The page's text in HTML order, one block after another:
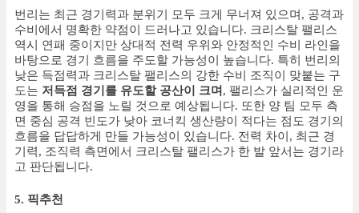
번리는 최근 경기력과 분위기 모두 크게 무너져 있으며, 공격과
수비에서 명확한 약점이 드러나고 있습니다. 크리스탈 팰리스
역시 연패 중이지만 상대적 전력 우위와 안정적인 수비 라인을
바탕으로 경기 흐름을 주도할 가능성이 높습니다. 특히 번리의
낮은 득점력과 크리스탈 팰리스의 강한 수비 조직이 맞붙는 구
도는 저득점 경기를 유도할 공산이 크며 , 팰리스가 실리적인 운
영을 통해 승점을 노릴 것으로 예상됩니다. 또한 양 팀 모두 측
면 중심 공격 빈도가 낮아 코너킥 생산량이 적다는 점도 경기의
흐름을 답답하게 만들 가능성이 있습니다. 전력 차이, 최근 경
기력, 조직력 측면에서 크리스탈 팰리스가 한 발 앞서는 경기라
고 판단됩니다.
5. 픽추천